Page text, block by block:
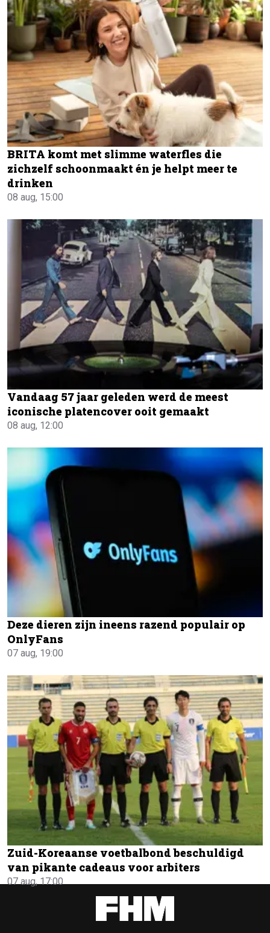
BRITA komt met slimme waterfles die
zichzelf schoonmaakt én je helpt meer te
drinken
08 aug, 15:00
Vandaag 57 jaar geleden werd de meest
iconische platencover ooit gemaakt
08 aug, 12:00
Deze dieren zijn ineens razend populair op
OnlyFans
07 aug, 19:00
Zuid-Koreaanse voetbalbond beschuldigd
van pikante cadeaus voor arbiters
07 aug, 17:00